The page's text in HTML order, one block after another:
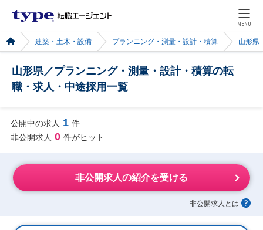
MENU
建築・土木・設備 プランニング・測量・設計・積算 山形県
山形県／プランニング・測量・設計・積算の転
職・求人・中途採用一覧
公開中の求人 1 件
非公開求人 0 件がヒット
非公開求人の紹介を受ける
非公開求人とは